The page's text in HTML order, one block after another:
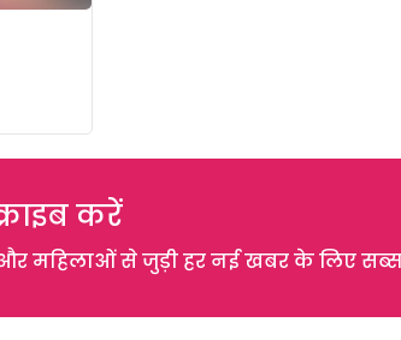
करें
महिलाओं से जुड़ी हर नई खबर के लिए